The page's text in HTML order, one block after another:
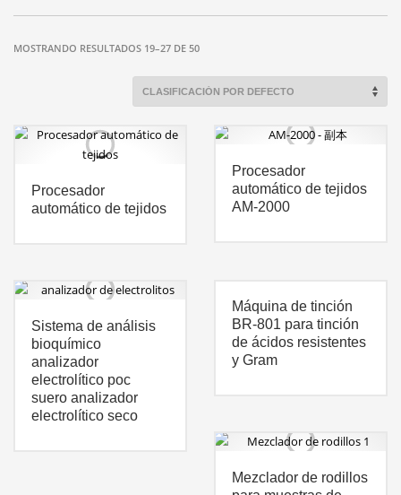
MOSTRANDO RESULTADOS 19–27 DE 50
Procesador
automático de tejidos
Procesador
automático de tejidos
AM-2000
Sistema de análisis
bioquímico
analizador
electrolítico poc
suero analizador
electrolítico seco
Máquina de tinción
BR-801 para tinción
de ácidos resistentes
y Gram
Mezclador de rodillos